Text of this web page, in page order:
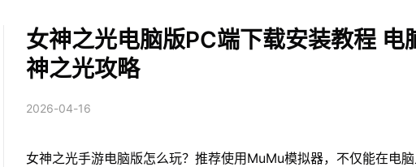
女神之光电脑版PC端下载安装教程 电
神之光攻略
2026-04-16
女神之光手游电脑版怎么玩？推荐使用MuMu模拟器，不仅能在电